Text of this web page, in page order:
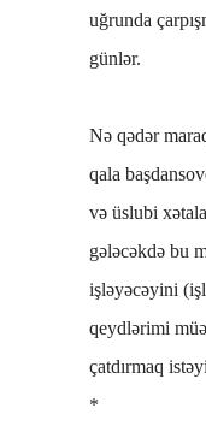
uğrunda
günlər.
Nə qədər
qala
və üslubi
gələcəkdə bu
işləyəcəyini
qeydlərimi
çatdırmaq
*